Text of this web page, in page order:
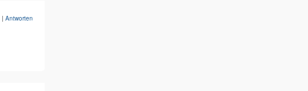
| Antworten